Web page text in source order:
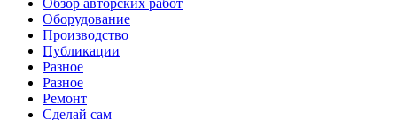
Обзор авторских работ
Оборудование
Производство
Публикации
Разное
Разное
Ремонт
Сделай сам